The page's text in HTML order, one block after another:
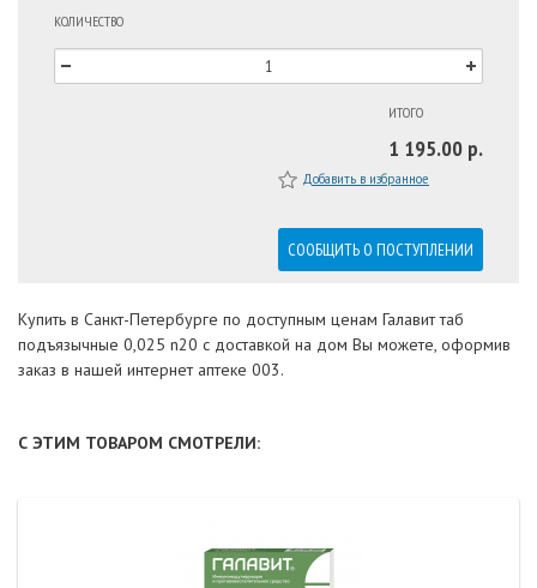
КОЛИЧЕСТВО
ИТОГО
1 195.00 р.
Добавить в избранное
СООБЩИТЬ О ПОСТУПЛЕНИИ
Купить в Санкт-Петербурге по доступным ценам Галавит таб
подъязычные 0,025 n20 с доставкой на дом Вы можете, оформив
заказ в нашей интернет аптеке 003.
С ЭТИМ ТОВАРОМ СМОТРЕЛИ: